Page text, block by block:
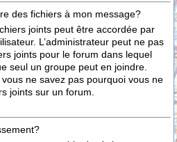
des fichiers à mon message?
joints peut être accordée par
L’administrateur peut ne pas
joints pour le forum dans lequel
seul un groupe peut en joindre.
ne savez pas pourquoi vous ne
joints sur un forum.